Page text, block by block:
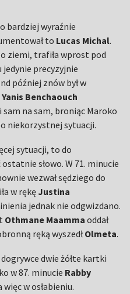
bardziej wyraźnie
to Lucas Michal.
ziemi, trafiła wprost pod
jedynie precyzyjnie
później znów był w
Yanis Benchaouch
na sam, broniąc Maroko
niekorzystnej sytuacji.
sytuacji, to do
słowo. W 71. minucie
wezwał sędziego do
w rękę Justina
jednak nie odgwizdano.
Othmane Maamma oddał
ręką wyszedłOlmeta.
dwie żółte kartki
w 87. minucie Rabby
więc w osłabieniu.